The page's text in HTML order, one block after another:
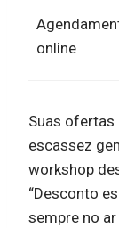
online
Suas ofertas
escassez
workshop
“Desconto
sempre no